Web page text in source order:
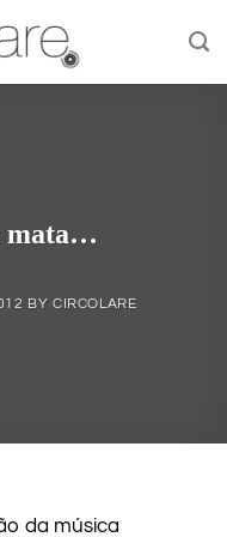
mata…
BYCIRCOLARE
da música